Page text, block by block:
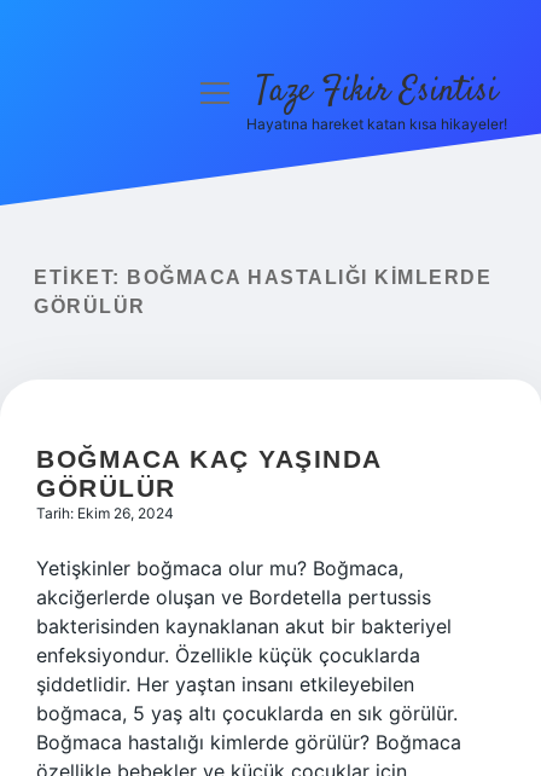
Yasal Uyarı
menüyüTaze Fikir Esintisi
Hayatına hareket katan kısa hikayeler!
ETIKET:
BOĞMACA HASTALIĞI KIMLERDE
GÖRÜLÜR
BOĞMACA KAÇ YAŞINDA
GÖRÜLÜR
Tarih: Ekim 26, 2024
Yetişkinler boğmaca olur mu? Boğmaca,
akciğerlerde oluşan ve Bordetella pertussis
bakterisinden kaynaklanan akut bir bakteriyel
enfeksiyondur. Özellikle küçük çocuklarda
şiddetlidir. Her yaştan insanı etkileyebilen
boğmaca, 5 yaş altı çocuklarda en sık görülür.
Boğmaca hastalığı kimlerde görülür? Boğmaca
özellikle bebekler ve küçük çocuklar için